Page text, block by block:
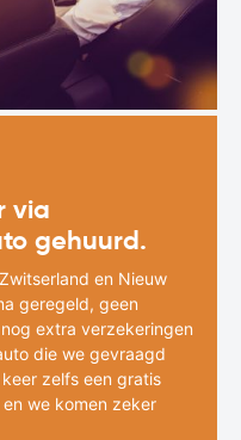
via
gehuurd.
en Nieuw
geregeld, geen
extra verzekeringen
die we gevraagd
zelfs een gratis
we komen zeker